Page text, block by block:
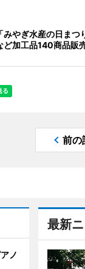
みやぎ水産の日まつ
ど加工品140商品販
前の
最新
ノ